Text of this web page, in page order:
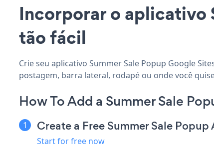
Incorporar o aplicativo
tão fácil
Crie seu aplicativo Summer Sale Popup Google
postagem, barra lateral, rodapé ou onde você
How To Add a Summer Sale
Create a Free Summer Sale Popup
Start for free now